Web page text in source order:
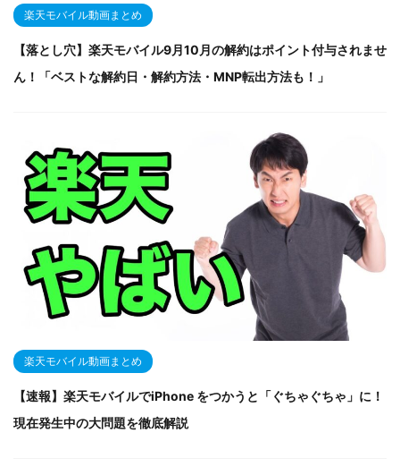
楽天モバイル動画まとめ
【落とし穴】楽天モバイル9月10月の解約はポイント付与されませ
ん！「ベストな解約日・解約方法・MNP転出方法も！」
楽天モバイル動画まとめ
【速報】楽天モバイルでiPhone をつかうと「ぐちゃぐちゃ」に！
現在発生中の大問題を徹底解説